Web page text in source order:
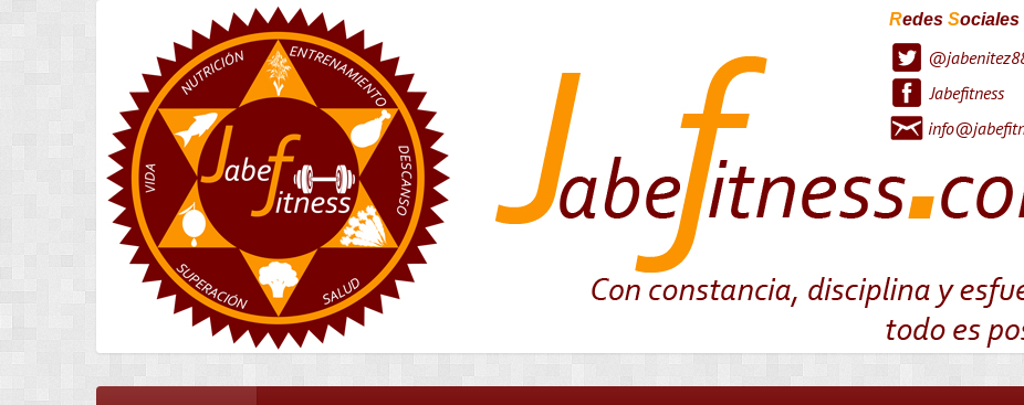
Redes Sociales
Jabefitness